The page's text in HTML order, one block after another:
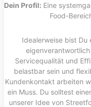
Dein Profil: Eine
Food-
Idealerweise bist Du
Servicequalität und
belastbar sein und
Kundenkontakt arbeiten
ein Muss. Du solltest
unserer Idee von